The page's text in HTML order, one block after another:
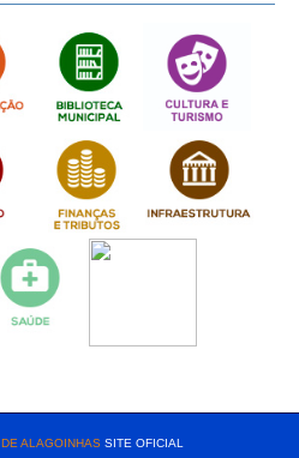
ALAGOINHASSITE OFICIAL